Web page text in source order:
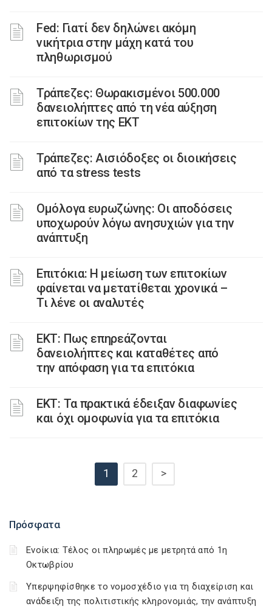
Fed: Γιατί δεν δηλώνει ακόμη
νικήτρια στην μάχη κατά του
πληθωρισμού
Τράπεζες: Θωρακισμένοι 500.000
δανειολήπτες από τη νέα αύξηση
επιτοκίων της ΕΚΤ
Τράπεζες: Αισιόδοξες οι διοικήσεις
από τα stress tests
Ομόλογα ευρωζώνης: Οι αποδόσεις
υποχωρούν λόγω ανησυχιών για την
ανάπτυξη
Επιτόκια: Η μείωση των επιτοκίων
φαίνεται να μετατίθεται χρονικά –
Τι λένε οι αναλυτές
ΕΚΤ: Πως επηρεάζονται
δανειολήπτες και καταθέτες από
την απόφαση για τα επιτόκια
EKT: Τα πρακτικά έδειξαν διαφωνίες
και όχι ομοφωνία για τα επιτόκια
1 2 >
Πρόσφατα
Ενοίκια: Τέλος οι πληρωμές με μετρητά από 1η
Οκτωβρίου
Υπερψηφίσθηκε το νομοσχέδιο για τη διαχείριση και
ανάδειξη της πολιτιστικής κληρονομιάς, την ανάπτυξη